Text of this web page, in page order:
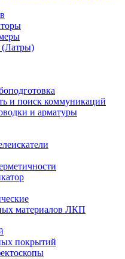
(Латры)
и поиск коммуникаций
и арматуры
материалов ЛКП
покрытий